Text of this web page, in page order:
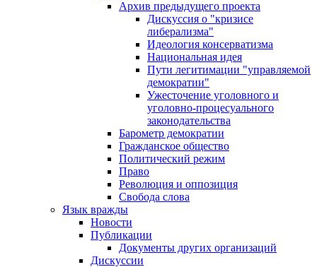
Архив предыдущего проекта
Дискуссия о "кризисе
либерализма"
Идеология консерватизма
Национальная идея
Пути легитимации "управляемой
демократии"
Ужесточение уголовного и
уголовно-процесуального
законодательства
Барометр демократии
Гражданское общество
Политический режим
Право
Революция и оппозиция
Свобода слова
Язык вражды
Новости
Публикации
Документы других организаций
Дискуссии